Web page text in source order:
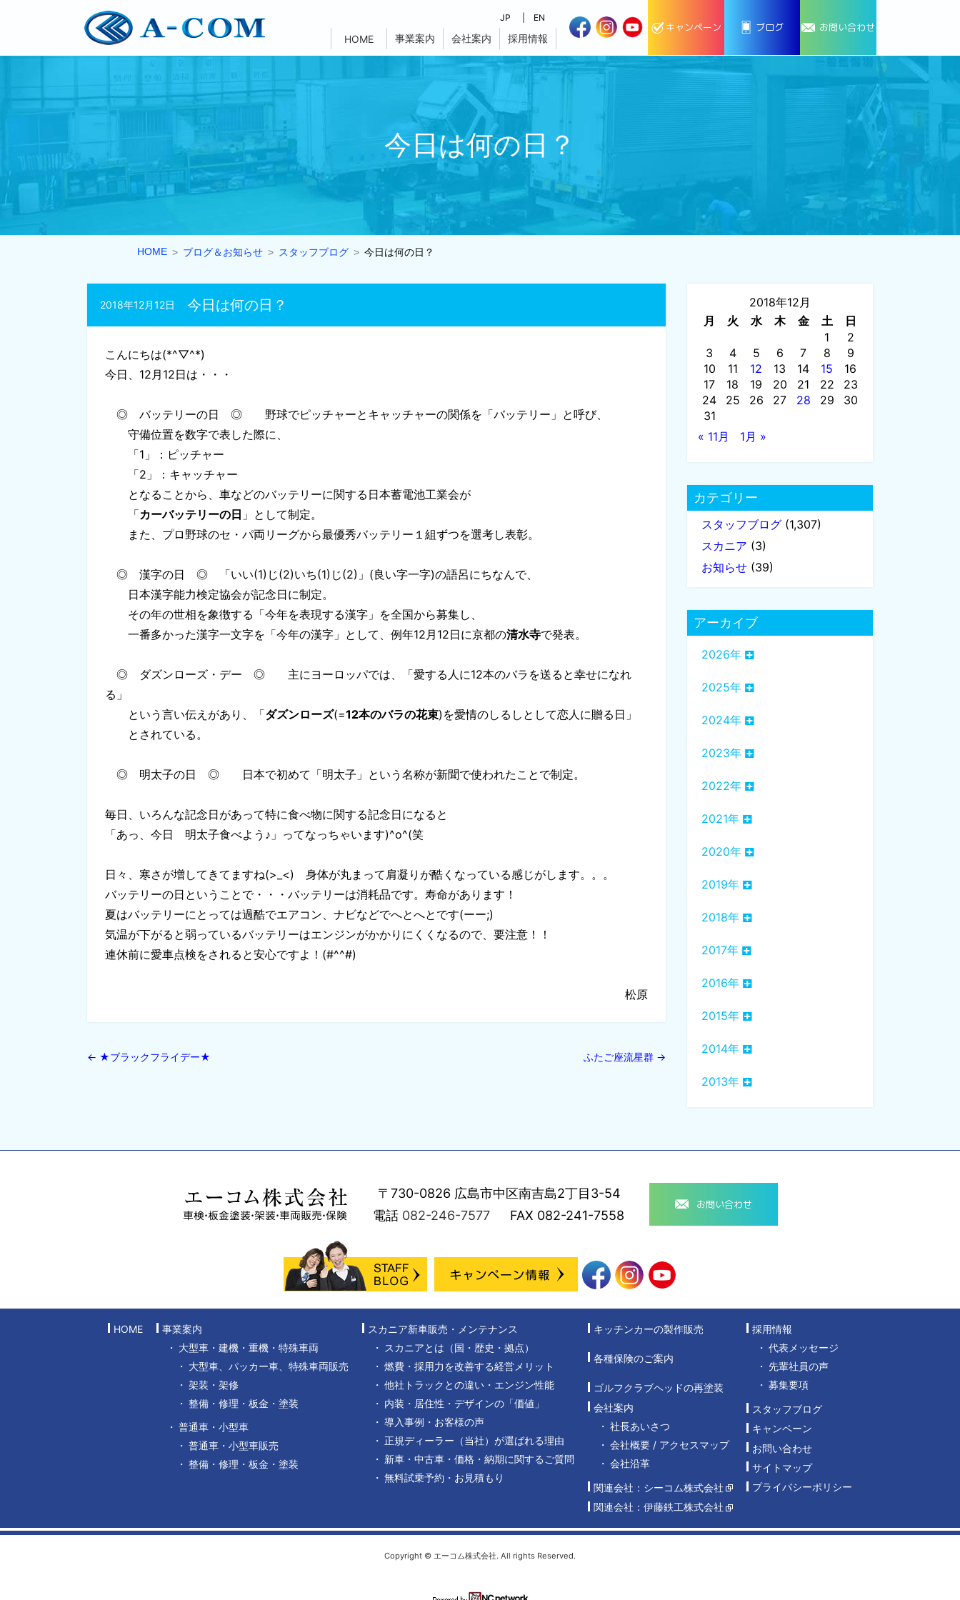
JP EN
HOME 事業案内 会社案内 採用情報
キャンペーン ブログ お問い合わせ
今日は何の日？
HOME ブログ＆お知らせ スタッフブログ 今日は何の日？
今日は何の日？
2018年12月12日
こんにちは(*^▽^*)
今日、12月12日は・・・
◎ バッテリーの日 ◎ 野球でピッチャーとキャッチャーの関係を「バッテリー」と呼び、
守備位置を数字で表した際に、
「1」：ピッチャー
「2」：キャッチャー
となることから、車などのバッテリーに関する日本蓄電池工業会が
「カーバッテリーの日 」として制定。
また、プロ野球のセ・パ両リーグから最優秀バッテリー１組ずつを選考し表彰。
◎ 漢字の日 ◎ 「いい(1)じ(2)いち(1)じ(2)」(良い字一字)の語呂にちなんで、
日本漢字能力検定協会が記念日に制定。
その年の世相を象徴する「今年を表現する漢字」を全国から募集し、
一番多かった漢字一文字を「今年の漢字」として、例年12月12日に京都の清水寺で発表。
◎ ダズンローズ・デー ◎ 主にヨーロッパでは、「愛する人に12本のバラを送ると幸せになれ
る」
という言い伝えがあり、「ダズンローズ(=12本のバラの花束)を愛情のしるしとして恋人に贈る日」
とされている。
◎ 明太子の日 ◎ 日本で初めて「明太子」という名称が新聞で使われたことで制定。
毎日、いろんな記念日があって特に食べ物に関する記念日になると
「あっ、今日 明太子食べよう♪」ってなっちゃいます)^o^(笑
日々、寒さが増してきてますね(>_<) 身体が丸まって肩凝りが酷くなっている感じがします。。。
バッテリーの日ということで・・・バッテリーは消耗品です。寿命があります！
夏はバッテリーにとっては過酷でエアコン、ナビなどでへとへとです(ーー;)
気温が下がると弱っているバッテリーはエンジンがかかりにくくなるので、要注意！！
連休前に愛車点検をされると安心ですよ！(#^^#)
松原
← ★ブラックフライデー★ ふたご座流星群 →
2018年12月
月
火 水 木 金 土
日
1
2
3
4 5 6 7 8
9
10
11 12 13 14 15
16
17
18 19 20 21 22
23
24
25 26 27 28 29
30
31
« 11月
1月 »
カテゴリー
スタッフブログ (1,307)
スカニア (3)
お知らせ (39)
アーカイブ
2026年
2025年
2024年
2023年
2022年
2021年
2020年
2019年
2018年
2017年
2016年
2015年
2014年
2013年
〒730-0826 広島市中区南吉島2丁目3-54
電話 082-246-7577 FAX 082-241-7558
お問い合わせ
HOME
事業案内
大型車・建機・重機・特殊車両
大型車、パッカー車、特殊車両販売
架装・架修
整備・修理・板金・塗装
普通車・小型車
普通車・小型車販売
整備・修理・板金・塗装
スカニア新車販売・メンテナンス
スカニアとは（国・歴史・拠点）
燃費・採用力を改善する経営メリット
他社トラックとの違い・エンジン性能
内装・居住性・デザインの「価値」
導入事例・お客様の声
正規ディーラー（当社）が選ばれる理由
新車・中古車・価格・納期に関するご質問
無料試乗予約・お見積もり
キッチンカーの製作販売
各種保険のご案内
ゴルフクラブヘッドの再塗装
会社案内
社長あいさつ
会社概要 / アクセスマップ
会社沿革
関連会社：シーコム株式会社
関連会社：伊藤鉄工株式会社
採用情報
代表メッセージ
先輩社員の声
募集要項
スタッフブログ
キャンペーン
お問い合わせ
サイトマップ
プライバシーポリシー
Copyright © エーコム株式会社. All rights Reserved.